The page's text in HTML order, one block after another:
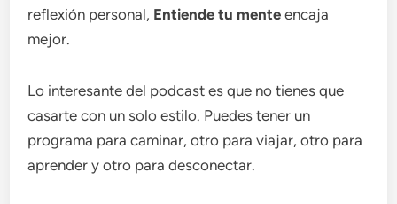
reflexión personal, Entiende tu mente encaja
mejor.
Lo interesante del podcast es que no tienes que
casarte con un solo estilo. Puedes tener un
programa para caminar, otro para viajar, otro para
aprender y otro para desconectar.